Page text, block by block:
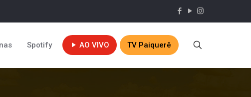
Spotify AO VIVO TV Paiquerê